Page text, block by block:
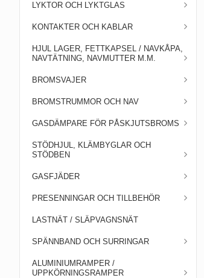
LYKTOR OCH LYKTGLAS
KONTAKTER OCH KABLAR
HJUL LAGER, FETTKAPSEL / NAVKÅPA,
NAVTÄTNING, NAVMUTTER M.M.
BROMSVAJER
BROMSTRUMMOR OCH NAV
GASDÄMPARE FÖR PÅSKJUTSBROMS
STÖDHJUL, KLÄMBYGLAR OCH
STÖDBEN
GASFJÄDER
PRESENNINGAR OCH TILLBEHÖR
LASTNÄT / SLÄPVAGNSNÄT
SPÄNNBAND OCH SURRINGAR
ALUMINIUMRAMPER /
UPPKÖRNINGSRAMPER